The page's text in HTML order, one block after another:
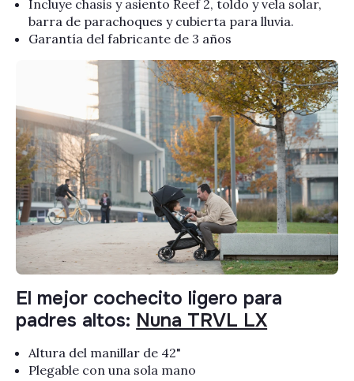
Incluye chasis y asiento Reef 2, toldo y vela solar,
barra de parachoques y cubierta para lluvia.
Garantía del fabricante de 3 años
El mejor cochecito ligero para
padres altos: Nuna TRVL LX
Altura del manillar de 42"
Plegable con una sola mano